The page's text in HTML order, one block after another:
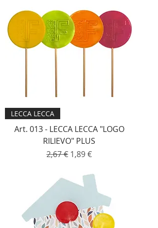
LECCA LECCA
Art. 013 - LECCA LECCA "LOGO
RILIEVO" PLUS
Prezzo regolare
2,67 € Prezzo scontato
1,89 €